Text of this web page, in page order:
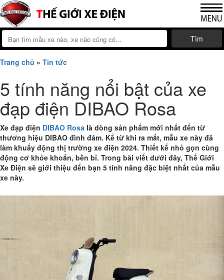
Tìm
Trang chủ » Tin tức
5 tính năng nổi bật của xe
đạp điện DIBAO Rosa
Xe đạp điện DIBAO Rosa là dòng sản phẩm mới nhất đến từ
thương hiệu DIBAO đình đám. Kể từ khi ra mắt, mẫu xe này đã
làm khuấy động thị trường xe điện 2024. Thiết kế nhỏ gọn cùng
động cơ khỏe khoắn, bền bỉ. Trong bài viết dưới đây, Thế Giới
Xe Điện sẽ giới thiệu đến bạn 5 tính năng đặc biệt nhất của mẫu
xe này.